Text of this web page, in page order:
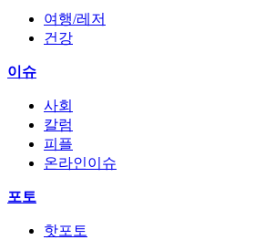
여행/레저
건강
이슈
사회
칼럼
피플
온라인이슈
포토
핫포토